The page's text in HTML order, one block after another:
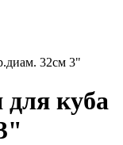
32см 3"
куба